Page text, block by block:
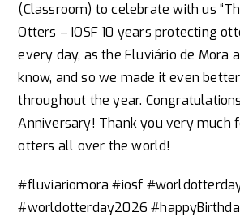
(Classroom) to celebrate with us
Otters – IOSF 10 years protecting
every day, as the Fluviário de Mora
know, and so we made it even
throughout the year.
Anniversary! Thank you very much
otters all over the world!
#fluviariomora #iosf
#worldotterday2026